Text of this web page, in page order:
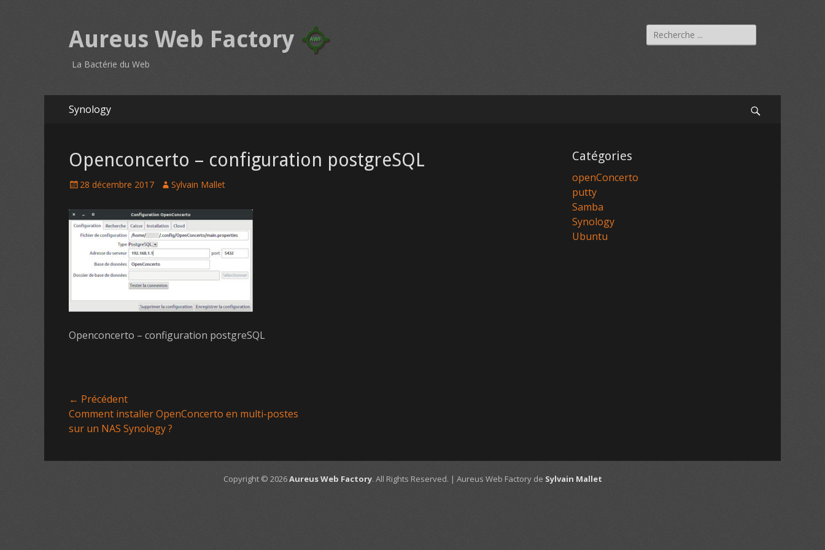
Aureus Web Factory
La Bactérie du Web
Rechercher :
principal
AllerSynology
Openconcerto – configuration postgreSQL
P
s
t
n
28 décembre 2017
A
t
h
o
r
Sylvain Mallet
Openconcerto – configuration postgreSQL
Navigation
← Précédent
Article
précédent :
Comment installer OpenConcerto en multi-postes
sur un NAS Synology ?
Catégories
openConcerto
putty
Samba
Synology
Ubuntu
Copyright © 2026Aureus Web Factory. All Rights Reserved. | Aureus Web Factory de Sylvain Mallet